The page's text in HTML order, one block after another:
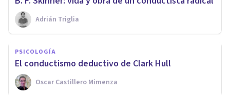
Adrián Triglia
PSICOLOGÍA
El conductismo deductivo de Clark Hull
Oscar Castillero Mimenza